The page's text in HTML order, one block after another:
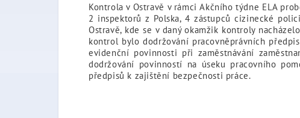
Kontrola v Ostravě v rámci Akčního týdne ELA
2 inspektorů z Polska, 4 zástupců cizinecké
Ostravě, kde se v daný okamžik kontroly
kontrol bylo dodržování pracovněprávních
evidenční povinnosti při zaměstnávání
dodržování povinností na úseku pracovního
předpisů k zajištění bezpečnosti práce.